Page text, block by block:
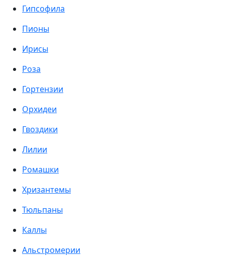
Гипсофила
Пионы
Ирисы
Роза
Гортензии
Орхидеи
Гвоздики
Лилии
Ромашки
Хризантемы
Тюльпаны
Каллы
Альстромерии